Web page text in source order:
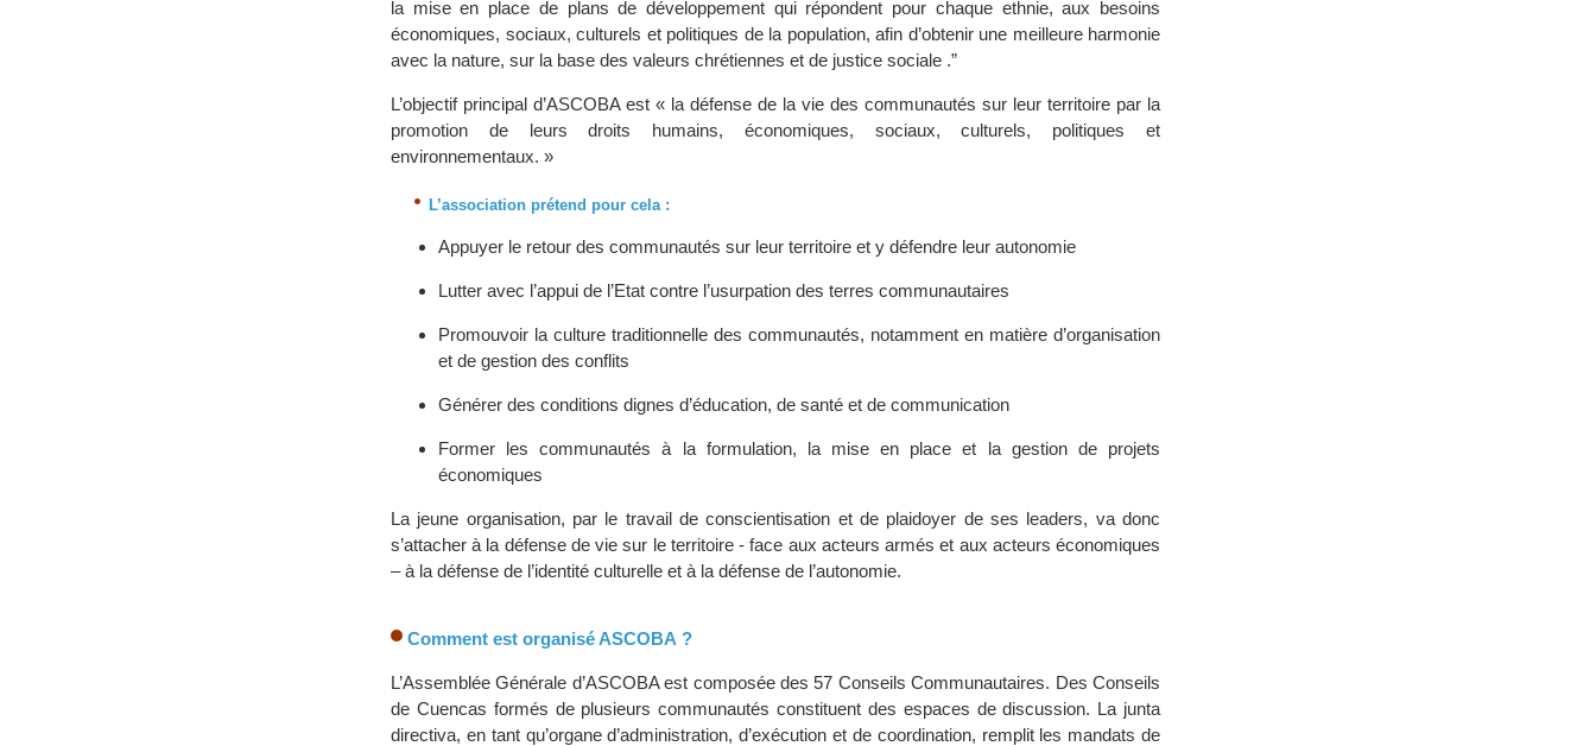
la mise en place de plans de développement qui répondent pour chaque ethnie, aux besoins
économiques, sociaux, culturels et politiques de la population, afin d’obtenir une meilleure harmonie
avec la nature, sur la base des valeurs chrétiennes et de justice sociale .”
L’objectif principal d’ASCOBA est « la défense de la vie des communautés sur leur territoire par la
promotion de leurs droits humains, économiques, sociaux, culturels, politiques et
environnementaux. »
L’association prétend pour cela :
Appuyer le retour des communautés sur leur territoire et y défendre leur autonomie
Lutter avec l’appui de l’Etat contre l’usurpation des terres communautaires
Promouvoir la culture traditionnelle des communautés, notamment en matière d’organisation
et de gestion des conflits
Générer des conditions dignes d’éducation, de santé et de communication
Former les communautés à la formulation, la mise en place et la gestion de projets
économiques
La jeune organisation, par le travail de conscientisation et de plaidoyer de ses leaders, va donc
s’attacher à la défense de vie sur le territoire - face aux acteurs armés et aux acteurs économiques
– à la défense de l’identité culturelle et à la défense de l’autonomie.
Comment est organisé ASCOBA ?
L’Assemblée Générale d’ASCOBA est composée des 57 Conseils Communautaires. Des Conseils
de Cuencas formés de plusieurs communautés constituent des espaces de discussion. La junta
directiva, en tant qu’organe d’administration, d’exécution et de coordination, remplit les mandats de